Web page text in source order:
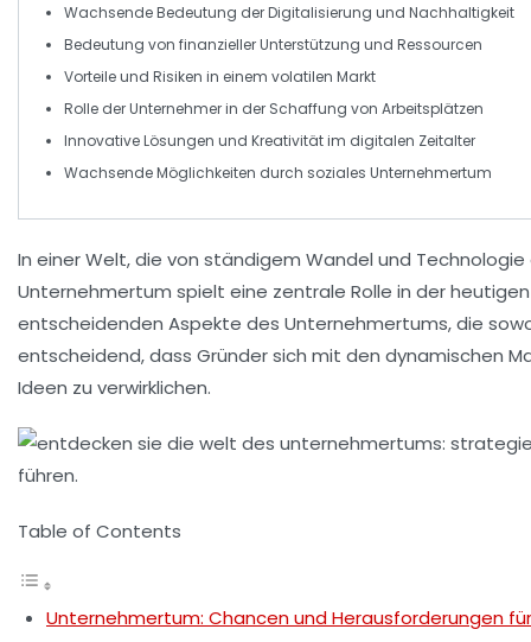
Wachsende Bedeutung derDigitalisierung und Nachhaltigkeit
Bedeutung von finanzieller Unterstützung und Ressourcen
Vorteile und Risiken in einem volatilen Markt
Rolle derUnternehmerin der Schaffung von Arbeitsplätzen
Innovative Lösungen und Kreativitätim digitalen Zeitalter
Wachsende Möglichkeiten durch soziales Unternehmertum
In einer Welt, die von ständigem Wandel und Technologie
Unternehmertum spielt eine zentrale Rolle in der
entscheidenden Aspekte des Unternehmertums, die
entscheidend, dass Gründer sich mit den dynamischen
Ideen zu verwirklichen.
Table of Contents
Unternehmertum: Chancen und Herausforderungen